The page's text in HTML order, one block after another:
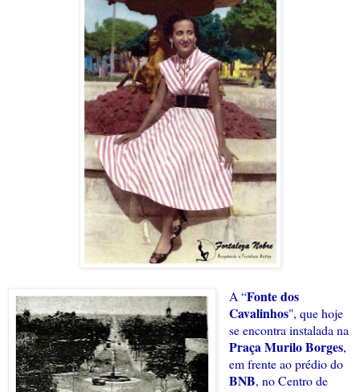
A “Fonte dos
Cavalinhos", que hoje
se encontra instalada na
Praça Murilo Borges,
em frente ao prédio do
BNB, no Centro de